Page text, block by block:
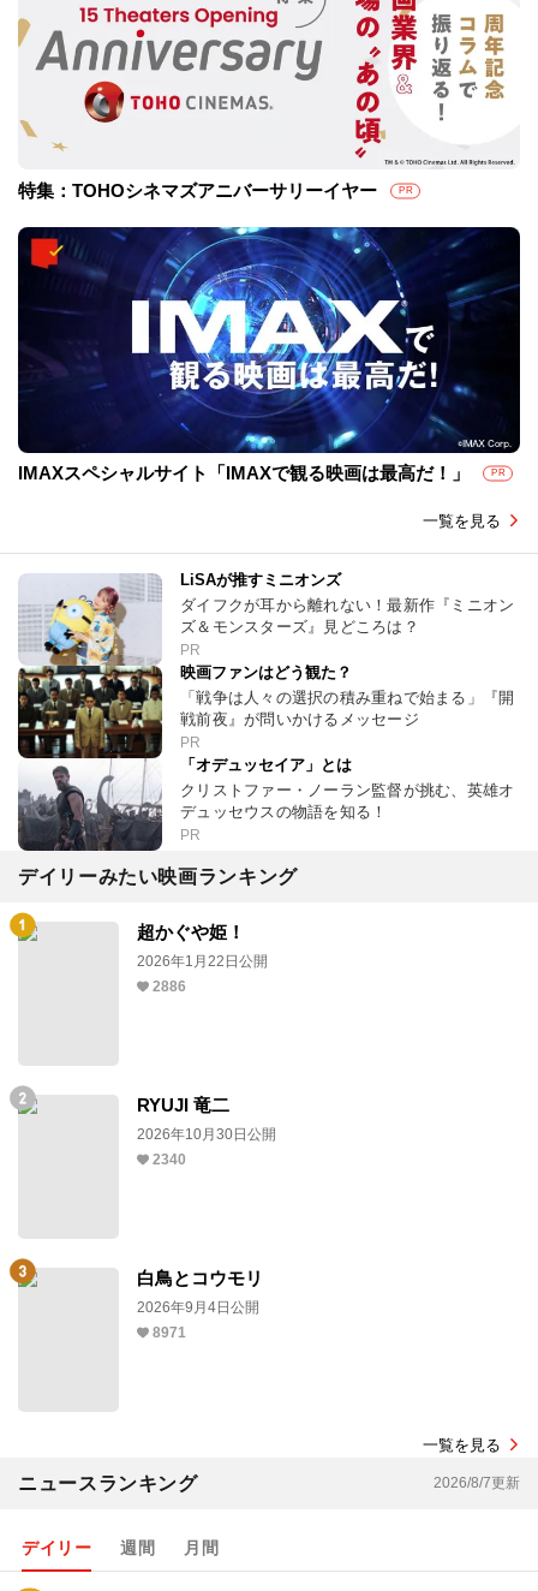
特集：TOHOシネマズアニバーサリーイヤー PR
IMAXスペシャルサイト「IMAXで観る映画は最高だ！」 PR
一覧を見る
LiSAが推すミニオンズ
ダイフクが耳から離れない！最新作『ミニオン
ズ＆モンスターズ』見どころは？
PR
映画ファンはどう観た？
「戦争は人々の選択の積み重ねで始まる」『開
戦前夜』が問いかけるメッセージ
PR
「オデュッセイア」とは
クリストファー・ノーラン監督が挑む、英雄オ
デュッセウスの物語を知る！
PR
デイリーみたい映画ランキング
超かぐや姫！
2026年1月22日公開
2886
RYUJI 竜二
2026年10月30日公開
2340
白鳥とコウモリ
2026年9月4日公開
8971
一覧を見る
ニュースランキング 2026/8/7更新
デイリー 週間 月間